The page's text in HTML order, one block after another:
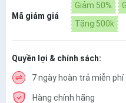
Mã giảm giá
Giảm 50%
Tặng 500k
Quyền lợi & chính sách:
7 ngày hoàn trả miễn phí
Hàng chính hãng